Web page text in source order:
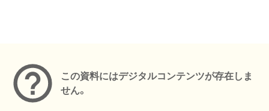
この資料にはデジタルコンテンツが存在しま
せん。